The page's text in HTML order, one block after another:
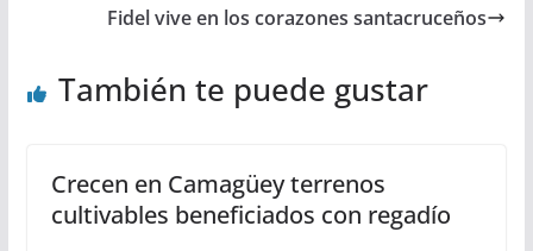
Fidel vive en los corazones santacruceños
También te puede gustar
Crecen en Camagüey terrenos
cultivables beneficiados con regadío